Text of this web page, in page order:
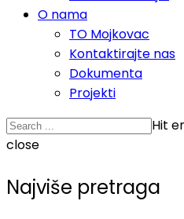
O nama
TO Mojkovac
Kontaktirajte nas
Dokumenta
Projekti
Hit
close
Najviše pretraga